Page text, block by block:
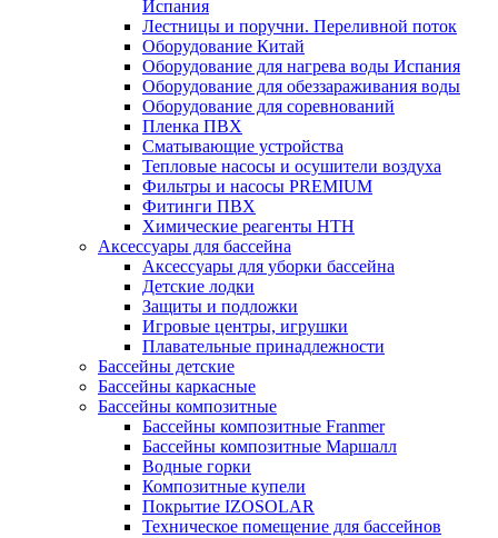
Испания
Лестницы и поручни. Переливной поток
Оборудование Китай
Оборудование для нагрева воды Испания
Оборудование для обеззараживания воды
Оборудование для соревнований
Пленка ПВХ
Сматывающие устройства
Тепловые насосы и осушители воздуха
Фильтры и насосы PREMIUM
Фитинги ПВХ
Химические реагенты HTH
Аксессуары для бассейна
Аксессуары для уборки бассейна
Детские лодки
Защиты и подложки
Игровые центры, игрушки
Плавательные принадлежности
Бассейны детские
Бассейны каркасные
Бассейны композитные
Бассейны композитные Franmer
Бассейны композитные Маршалл
Водные горки
Композитные купели
Покрытие IZOSOLAR
Техническое помещение для бассейнов